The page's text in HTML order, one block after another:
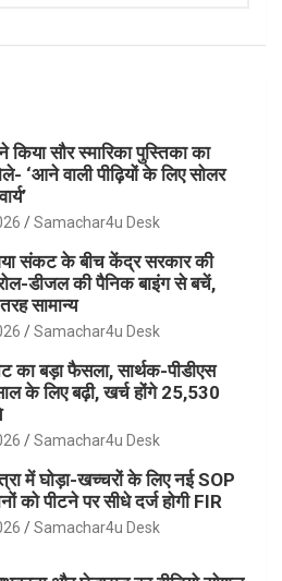
किया सौर स्मारिका पुस्तिका का
‘आने वाली पीढ़ियों के लिए सोलर
Samachar4u Desk
संकट के बीच केंद्र सरकार की
डीजल की पैनिक बाइंग से बचें,
सामान्य
Samachar4u Desk
का बड़ा फैसला, सार्थक-पीडीएस
के लिए बढ़ी, खर्च होंगे 25,530
Samachar4u Desk
में घोड़ा-खच्चरों के लिए नई SOP
को पीटने पर सीधे दर्ज होगी FIR
Samachar4u Desk